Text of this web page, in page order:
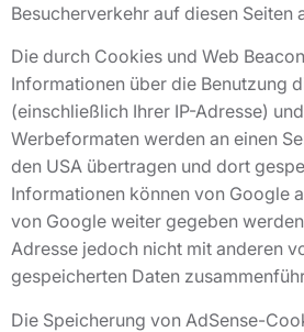
Besucherverkehr auf diesen Seiten
Die durch Cookies und Web
Informationen über die Benutzung
(einschließlich Ihrer IP-Adresse)
Werbeformaten werden an einen
den USA übertragen und dort
Informationen können von Google
von Google weiter gegeben
Adresse jedoch nicht mit anderen
gespeicherten Daten
Die Speicherung von AdSense-